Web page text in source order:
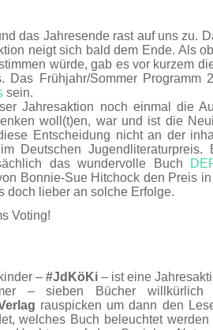
das Jahresende rast auf uns zu.
neigt sich bald dem Ende. Als
würde, gab es vor kurzem
Das Frühjahr/Sommer
sein.
Jahresaktion noch einmal die
woll(t)en, war und ist die
Entscheidung nicht an der
Deutschen
das wundervolle Buch
Bonnie-Sue Hitchock den Preis
doch lieber an solche Erfolge.
Voting!
– #JdKöKi – ist eine
– sieben Bücher
rauspicken um dann den
welches Buch beleuchtet